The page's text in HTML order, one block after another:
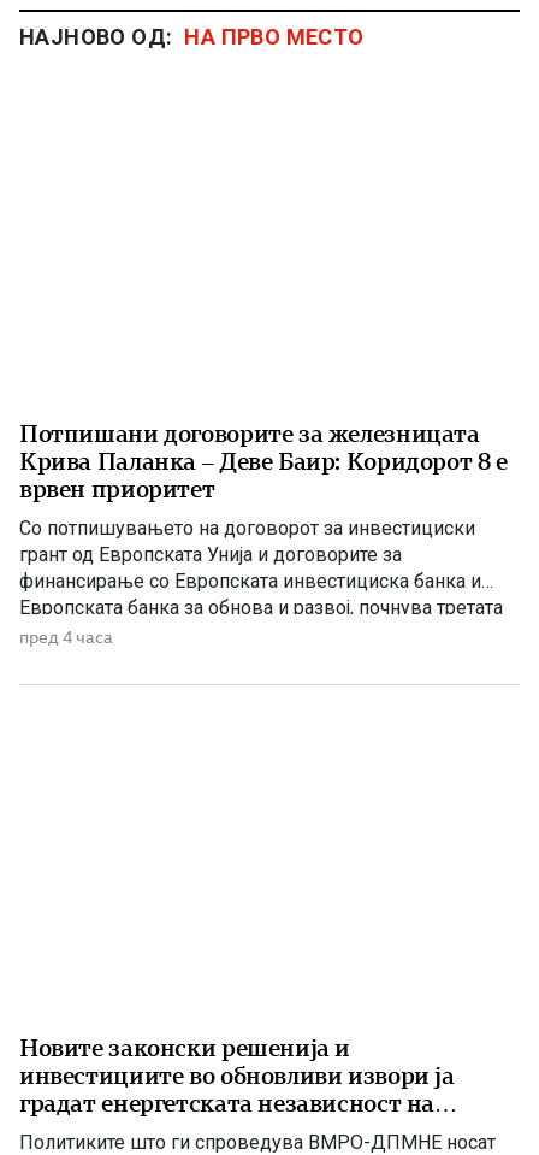
НАЈНОВО ОД: НА ПРВО МЕСТО
Потпишани договорите за железницата
Крива Паланка – Деве Баир: Коридорот 8 е
врвен приоритет
Со потпишувањето на договорот за инвестициски
грант од Европската Унија и договорите за
финансирање со Европската инвестициска банка и
Европската банка за обнова и развој, почнува третата
фаза од финансирањето на железничката делница
8. На потпишувањето во Владата присуствуваа
пред 4 часа
Новите законски решенија и
инвестициите во обновливи извори ја
градат енергетската независност на
Македонија
Политиките што ги спроведува ВМРО-ДПМНЕ носат